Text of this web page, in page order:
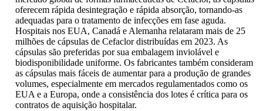
oferecem rápida desintegração e rápida absorção, tornando-as
adequadas para o tratamento de infecções em fase aguda.
Hospitais nos EUA, Canadá e Alemanha relataram mais de 25
milhões de cápsulas de Cefaclor distribuídas em 2023. As
cápsulas são preferidas por sua embalagem inviolável e
biodisponibilidade uniforme. Os fabricantes também consideram
as cápsulas mais fáceis de aumentar para a produção de grandes
volumes, especialmente em mercados regulamentados como os
EUA e a Europa, onde a consistência dos lotes é crítica para os
contratos de aquisição hospitalar.